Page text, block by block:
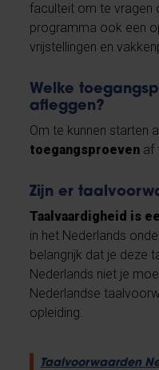
faculteit om te vragen
programma ook een
vrijstellingen en
Welke
afleggen?
Om te kunnen starten
toegangsproeven af
Zijn er
Taalvaardigheid is
in het Nederlands
belangrijk dat je deze
Nederlands niet je
Nederlandse
opleiding.
Taalvoorwaarden